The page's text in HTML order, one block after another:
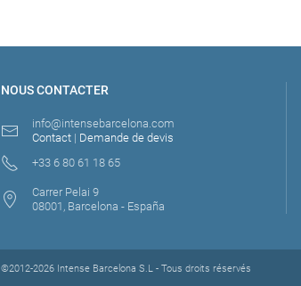
NOUS CONTACTER
info@intensebarcelona.com
Contact | Demande de devis
+33 6 80 61 18 65
Carrer Pelai 9
08001, Barcelona - España
©2012-2026 Intense Barcelona S.L - Tous droits réservés